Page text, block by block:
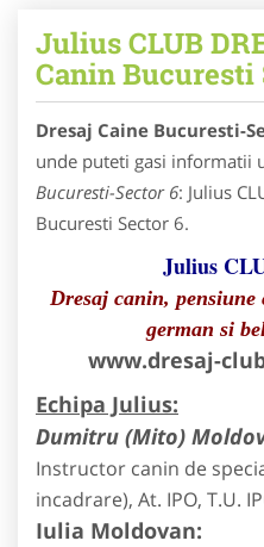
Julius CLUB
Canin Bucuresti
Dresaj Caine Bucuresti-
unde puteti gasi informatii
Bucuresti-Sector 6: Julius
Bucuresti Sector 6.
Julius
Dresaj canin, pensiune
german si
www.dresaj-
Echipa Julius:
Dumitru (Mito)
Instructor canin de
incadrare), At. IPO, T.U.
Iulia Moldovan: